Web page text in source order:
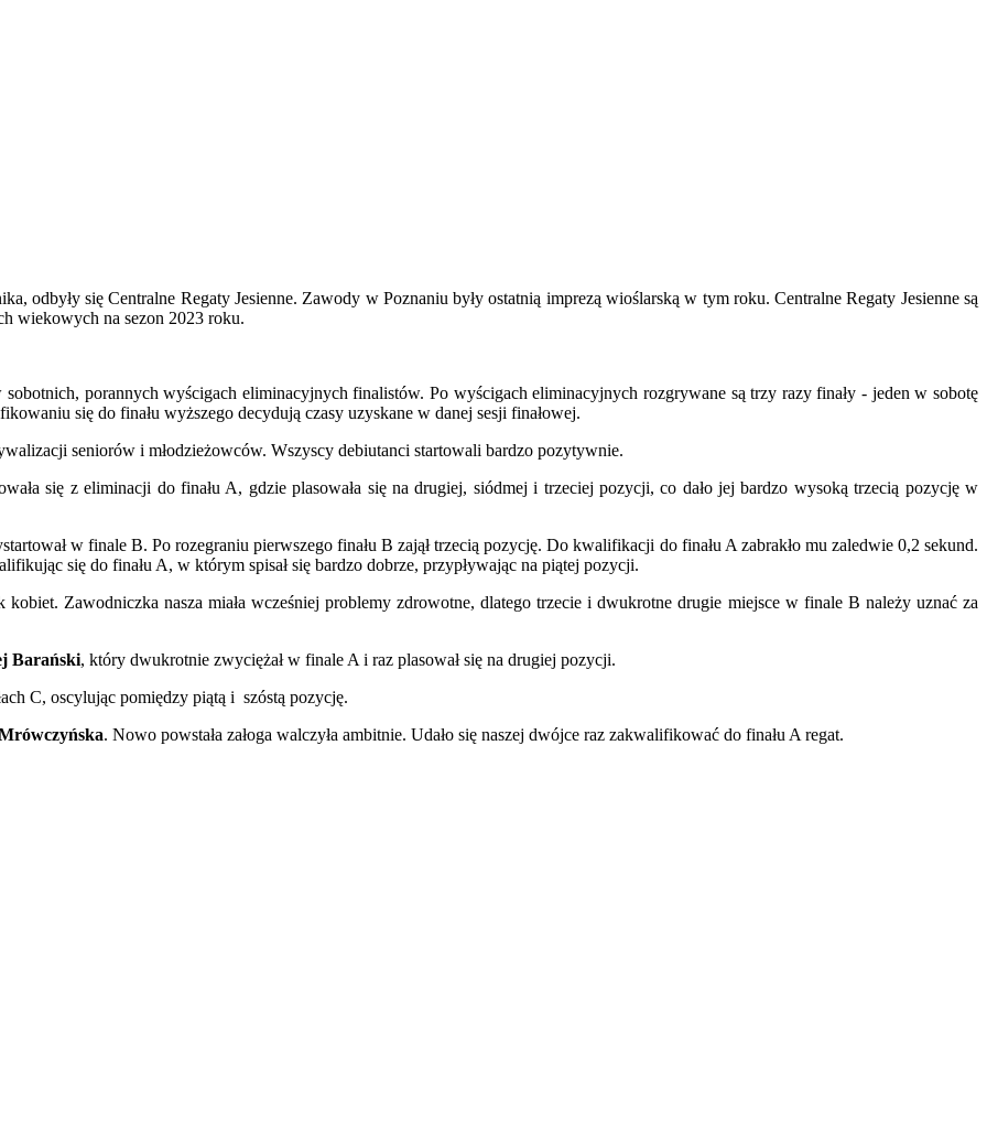
odbyły się Centralne Regaty Jesienne. Zawody w Poznaniu były ostatnią imprezą wioślarską w tym roku. Centralne Regaty Jesienne są
wiekowych na sezon 2023 roku.
porannych wyścigach eliminacyjnych finalistów. Po wyścigach eliminacyjnych rozgrywane są trzy razy finały - jeden w sobotę
się do finału wyższego decydują czasy uzyskane w danej sesji finałowej.
seniorów i młodzieżowców. Wszyscy debiutanci startowali bardzo pozytywnie.
się z eliminacji do finału A, gdzie plasowała się na drugiej, siódmej i trzeciej pozycji, co dało jej bardzo wysoką trzecią pozycję w
w finale B. Po rozegraniu pierwszego finału B zajął trzecią pozycję. Do kwalifikacji do finału A zabrakło mu zaledwie 0,2 sekund.
się do finału A, w którym spisał się bardzo dobrze, przypływając na piątej pozycji.
Zawodniczka nasza miała wcześniej problemy zdrowotne, dlatego trzecie i dwukrotne drugie miejsce w finale B należy uznać za
Barański, który dwukrotnie zwyciężał w finale A i raz plasował się na drugiej pozycji.
C, oscylując pomiędzy piątą i szóstą pozycję.
. Nowo powstała załoga walczyła ambitnie. Udało się naszej dwójce raz zakwalifikować do finału A regat.